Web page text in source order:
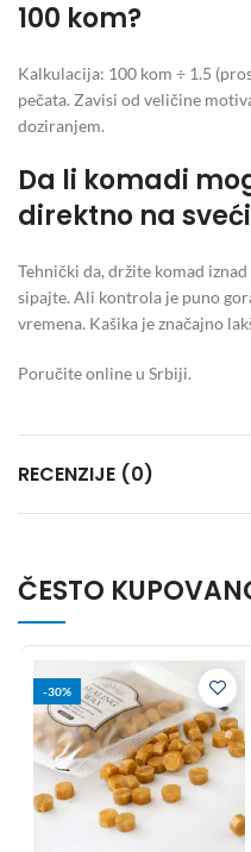
100 kom?
Kalkulacija: 100 kom ÷ 1.5
pečata. Zavisi od veličine
doziranjem.
Da li komadi
direktno na
Tehnički da, držite komad
sipajte. Ali kontrola je puno
vremena. Kašika je značajno
Poručite online u Srbiji.
RECENZIJE (0)
ČESTO
-30%